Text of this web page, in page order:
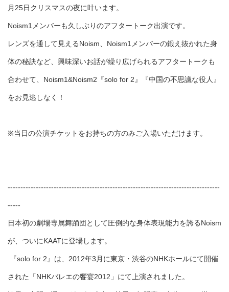
月25日クリスマスの夜に叶います。
Noism1メンバーも久しぶりのアフタートーク出演です。
レンズを通して見えるNoism、Noism1メンバーの鍛え抜かれた身
体の秘訣など、興味深いお話が繰り広げられるアフタートークも
合わせて、Noism1&Noism2『solo for 2』『中国の不思議な役人』
をお見逃しなく！
※当日の公演チケットをお持ちの方のみご入場いただけます。
-----------------------------------------------------------------------------------
-----
日本初の劇場専属舞踊団として圧倒的な身体表現能力を誇るNoism
が、ついにKAATに登場します。
『solo for 2』は、2012年3月に東京・渋谷のNHKホールにて開催
された「NHKバレエの饗宴2012」にて上演されました。